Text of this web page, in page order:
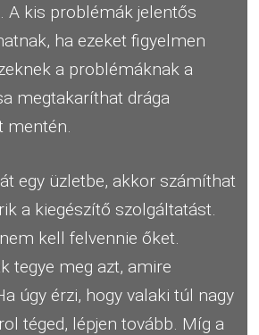
A kis problémák jelentős
ha ezeket figyelmen
a problémáknak a
megtakaríthat drága
mentén.
egy üzletbe, akkor számíthat
a kiegészítő szolgáltatást.
kell felvennie őket.
tegye meg azt, amire
úgy érzi, hogy valaki túl nagy
téged, lépjen tovább. Míg a